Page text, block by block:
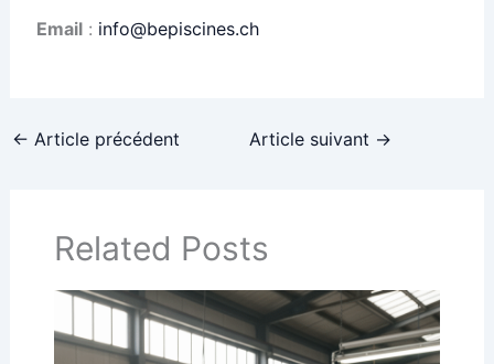
Email: info@bepiscines.ch
← Article précédent Article suivant →
Related Posts